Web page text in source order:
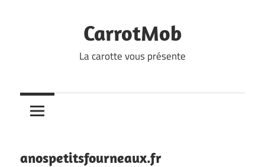
CarrotMob
La carotte vous présente
anospetitsfourneaux.fr